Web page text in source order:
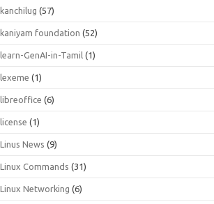
kanchilug (57)
kaniyam foundation (52)
learn-GenAI-in-Tamil (1)
lexeme (1)
libreoffice (6)
license (1)
Linus News (9)
Linux Commands (31)
Linux Networking (6)